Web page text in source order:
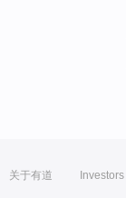
关于有道 Investors